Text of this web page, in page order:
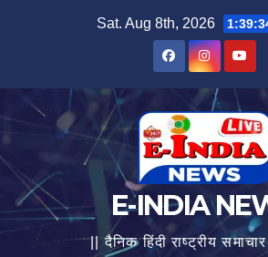
Sat. Aug 8th, 2026
E-INDIA
|| दैनिक हिंदी राष्ट्रीय समाचार